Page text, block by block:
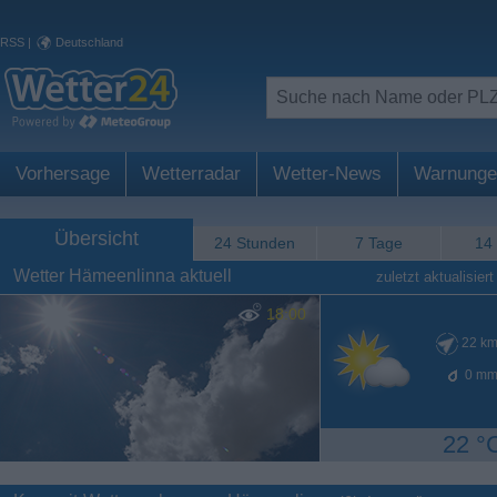
RSS | Deutschland
Vorhersage Wetterradar Wetter-News
Übersicht 24 Stunden 7 Tage 14
Wetter Hämeenlinna aktuell zuletzt aktualisiert
18:00
22
0
22